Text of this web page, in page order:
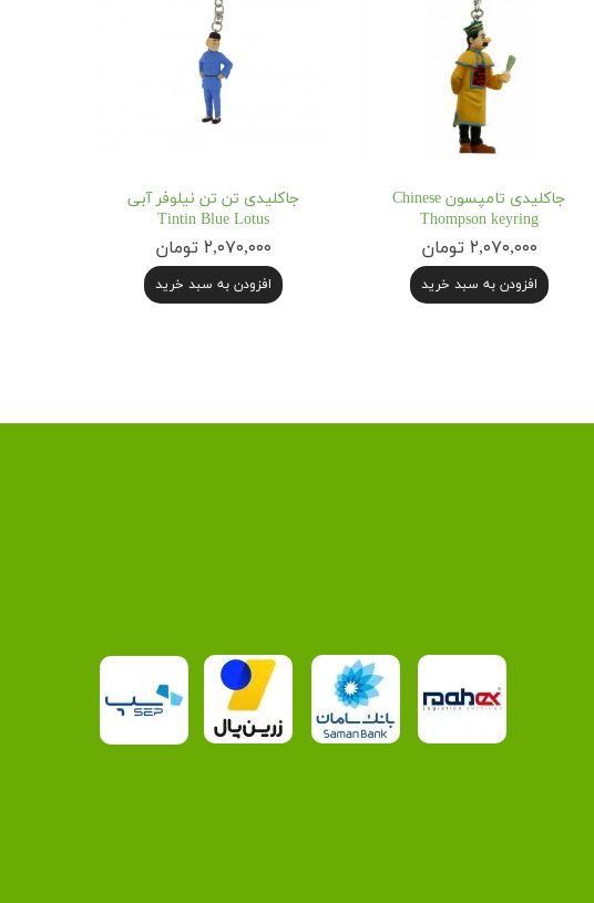
جاکلیدی تامپسون Chinese
Thompson keyring
۲,۰۷۰,۰۰۰ تومان
افزودن به سبد خرید
جاکلیدی تن تن نیلوفر آبی
Tintin Blue Lotus
۲,۰۷۰,۰۰۰ تومان
افزودن به سبد خرید